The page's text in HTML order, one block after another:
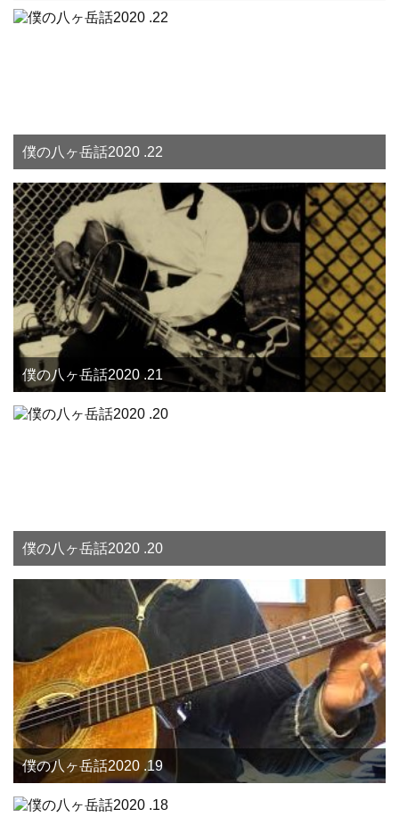
僕の八ヶ岳話2020 .22
僕の八ヶ岳話2020 .21
僕の八ヶ岳話2020 .20
僕の八ヶ岳話2020 .19